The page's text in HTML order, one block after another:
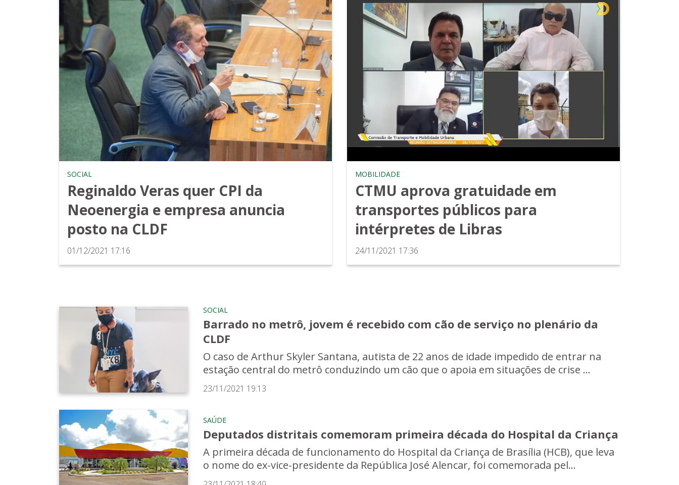
SOCIAL
Reginaldo Veras quer CPI da
Neoenergia e empresa anuncia
posto na CLDF
01/12/2021 17:16
MOBILIDADE
CTMU aprova gratuidade em
transportes públicos para
intérpretes de Libras
24/11/2021 17:36
SOCIAL
Barrado no metrô, jovem é recebido com cão de serviço no plenário da
CLDF
O caso de Arthur Skyler Santana, autista de 22 anos de idade impedido de entrar na
estação central do metrô conduzindo um cão que o apoia em situações de crise ...
23/11/2021 19:13
SAÚDE
Deputados distritais comemoram primeira década do Hospital da Criança
A primeira década de funcionamento do Hospital da Criança de Brasília (HCB), que leva
o nome do ex-vice-presidente da República José Alencar, foi comemorada pel...